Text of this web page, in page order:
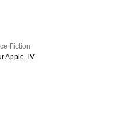
Fiction
Apple TV